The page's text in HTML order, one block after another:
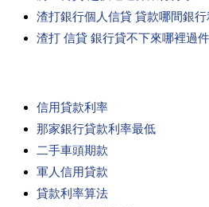
渣打銀行個人信貸 貸款哪間銀
渣打 信貸 銀行貸不下來哪裡過
信用貸款利率
那家銀行貸款利率最低
二手車頭期款
軍人信用貸款
貸款利率算法